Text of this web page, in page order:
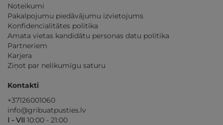
Noteikumi
Pakalpojumu piedāvājumu izvietojums
Konfidencialitātes politika
Amata vietas kandidātu personas datu politika
Partneriem
Karjera
Ziņot par nelikumīgu saturu
Kontakti
+37126001060
info@gribuatpusties.lv
I - VII 10:00 - 21:00